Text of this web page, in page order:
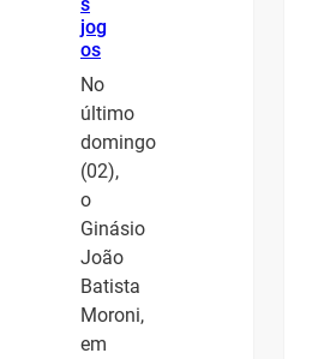
s
jog
os
No
último
domingo
(02),
o
Ginásio
João
Batista
Moroni,
em